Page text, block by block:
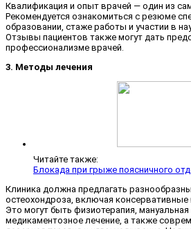
Квалификация и опыт врачей — один из
Рекомендуется ознакомиться с резюме
образовании, стаже работы и участии в
Отзывы пациентов также могут дать
профессионализме врачей.
3. Методы лечения
Читайте также:
Блокада при грыже поясничного
Клиника должна предлагать
остеохондроза, включая консервативные
Это могут быть физиотерапия, мануальная
медикаментозное лечение, а также